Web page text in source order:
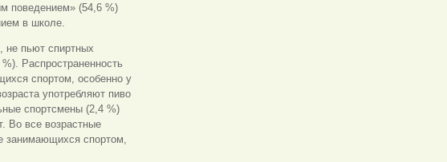
поведением» (54,6 %)
в школе.
не пьют спиртных
Распространенность
спортом, особенно у
употребляют пиво
спортсмены (2,4 %)
Во все возрастные
занимающихся спортом,